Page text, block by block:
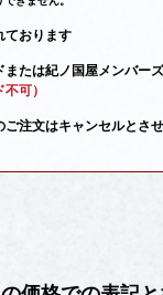
ております
または紀ノ国屋メンバー
可）
ご注文はキャンセルとさ